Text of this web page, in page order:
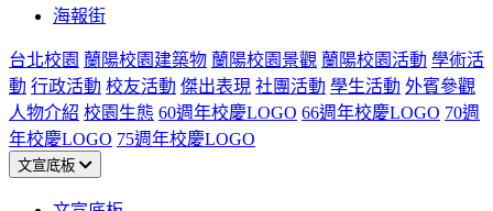
海報街
台北校園 蘭陽校園建築物 蘭陽校園景觀 蘭陽校園活動 學術活
動 行政活動 校友活動 傑出表現 社團活動 學生活動 外賓參觀
人物介紹 校園生態 60週年校慶LOGO 66週年校慶LOGO 70週
年校慶LOGO 75週年校慶LOGO
文宣底板